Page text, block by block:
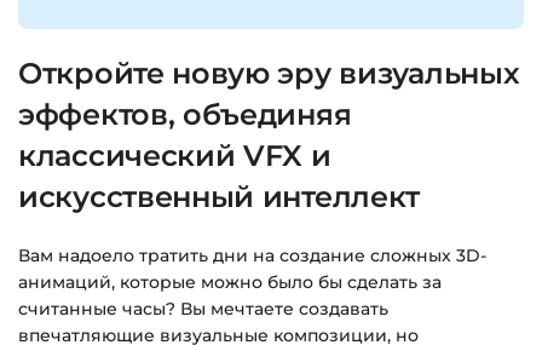
Откройте новую эру визуальных
эффектов, объединяя
классический VFX и
искусственный интеллект
Вам надоело тратить дни на создание сложных 3D-
анимаций, которые можно было бы сделать за
считанные часы? Вы мечтаете создавать
впечатляющие визуальные композиции, но